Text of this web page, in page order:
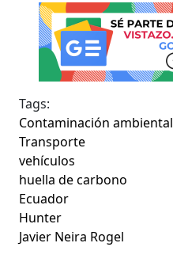
Tags:
Contaminación ambiental
Transporte
vehículos
huella de carbono
Ecuador
Hunter
Javier Neira Rogel